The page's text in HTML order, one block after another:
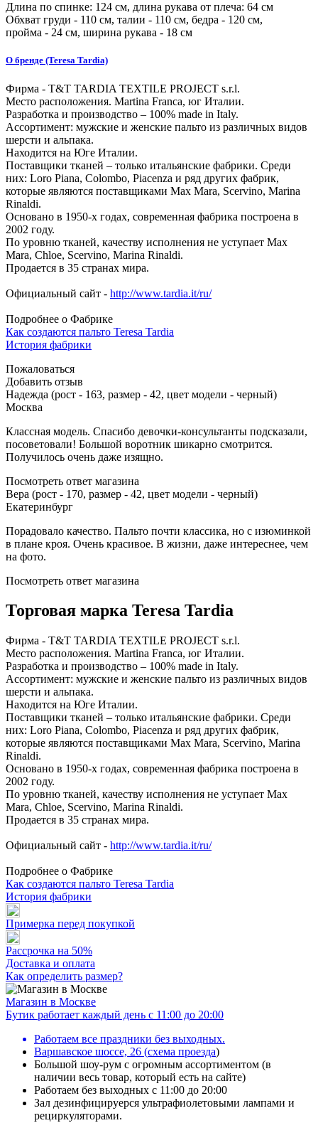
Длина по спинке: 124 см, длина рукава от плеча: 64 см
Обхват груди - 110 см, талии - 110 см, бедра - 120 см,
пройма - 24 см, ширина рукава - 18 см
О бренде (Teresa Tardia)
Фирма - T&T TARDIA TEXTILE PROJECT s.r.l.
Место расположения. Martina Franca, юг Италии.
Разработка и производство – 100% made in Italy.
Ассортимент: мужские и женские пальто из различных видов
шерсти и альпака.
Находится на Юге Италии.
Поставщики тканей – только итальянские фабрики. Среди
них: Loro Piana, Colombo, Piacenza и ряд других фабрик,
которые являются поставщиками Max Mara, Scervino, Marina
Rinaldi.
Основано в 1950-х годах, современная фабрика построена в
2002 году.
По уровню тканей, качеству исполнения не уступает Max
Mara, Chloe, Scervino, Marina Rinaldi.
Продается в 35 странах мира.
Официальный сайт - http://www.tardia.it/ru/
Подробнее о Фабрике
Как создаются пальто Teresa Tardia
История фабрики
Пожаловаться
Добавить отзыв
Надежда (рост - 163, размер - 42, цвет модели - черный)
Москва
Классная модель. Спасибо девочки-консультанты подсказали,
посоветовали! Большой воротник шикарно смотрится.
Получилось очень даже изящно.
Посмотреть ответ магазина
Вера (рост - 170, размер - 42, цвет модели - черный)
Екатеринбург
Порадовало качество. Пальто почти классика, но с изюминкой
в плане кроя. Очень красивое. В жизни, даже интереснее, чем
на фото.
Посмотреть ответ магазина
Торговая марка Teresa Tardia
Фирма - T&T TARDIA TEXTILE PROJECT s.r.l.
Место расположения. Martina Franca, юг Италии.
Разработка и производство – 100% made in Italy.
Ассортимент: мужские и женские пальто из различных видов
шерсти и альпака.
Находится на Юге Италии.
Поставщики тканей – только итальянские фабрики. Среди
них: Loro Piana, Colombo, Piacenza и ряд других фабрик,
которые являются поставщиками Max Mara, Scervino, Marina
Rinaldi.
Основано в 1950-х годах, современная фабрика построена в
2002 году.
По уровню тканей, качеству исполнения не уступает Max
Mara, Chloe, Scervino, Marina Rinaldi.
Продается в 35 странах мира.
Официальный сайт - http://www.tardia.it/ru/
Подробнее о Фабрике
Как создаются пальто Teresa Tardia
История фабрики
Примерка перед покупкой
Рассрочка на 50%
Доставка и оплата
Как определить размер?
Магазин в Москве
Бутик работает каждый день с 11:00 до 20:00
Работаем все праздники без выходных.
Варшавское шоссе, 26 (схема проезда)
Большой шоу-рум с огромным ассортиментом (в
наличии весь товар, который есть на сайте)
Работаем без выходных с 11:00 до 20:00
Зал дезинфицируерся ультрафиолетовыми лампами и
рециркуляторами.